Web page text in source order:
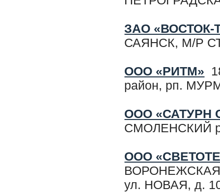
ЗАО «ВОСТОК-
САЯНСК, М/Р
ООО «РИТМ»
район, рп.
ООО «САТУРН
СМОЛЕНСКИЙ
ООО
ВОРОНЕЖСКАЯ
ул. НОВАЯ, д.